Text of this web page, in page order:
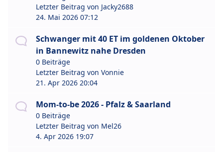
Letzter Beitrag von Jacky2688
24. Mai 2026 07:12
Schwanger mit 40 ET im goldenen Oktober
in Bannewitz nahe Dresden
0 Beiträge
Letzter Beitrag von Vonnie
21. Apr 2026 20:04
Mom-to-be 2026 - Pfalz & Saarland
0 Beiträge
Letzter Beitrag von Mel26
4. Apr 2026 19:07